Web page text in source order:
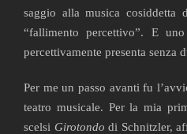
saggio alla musica cosiddetta
“fallimento percettivo”. E
percettivamente presenta senza
Per me un passo avanti fu
teatro musicale. Per la mia
scelsi Girotondo di Schnitzler,